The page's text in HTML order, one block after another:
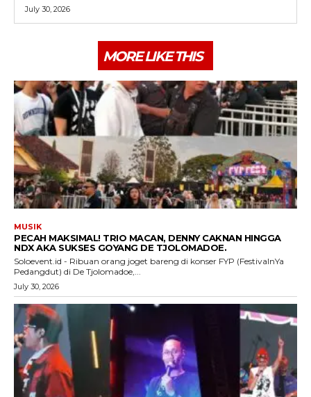
July 30, 2026
MORE LIKE THIS
MUSIK
PECAH MAKSIMAL! TRIO MACAN, DENNY CAKNAN HINGGA
NDX AKA SUKSES GOYANG DE TJOLOMADOE.
Soloevent.id - Ribuan orang joget bareng di konser FYP (FestivalnYa
Pedangdut) di De Tjolomadoe,...
July 30, 2026